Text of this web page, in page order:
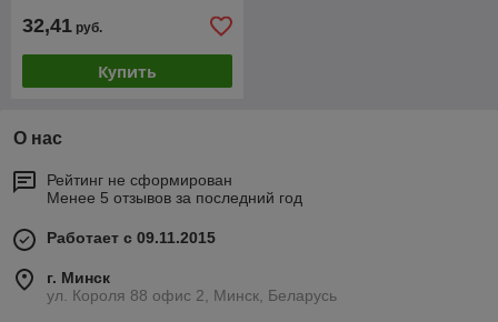
32,41 руб.
Купить
О нас
Рейтинг не сформирован
Менее 5 отзывов за последний год
Работает с 09.11.2015
г. Минск
ул. Короля 88 офис 2, Минск, Беларусь